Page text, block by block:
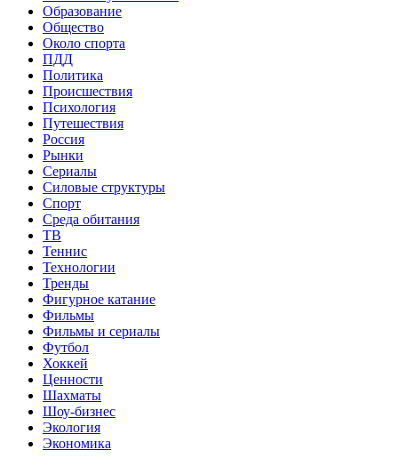
Образование
Общество
Около спорта
ПДД
Политика
Происшествия
Психология
Путешествия
Россия
Рынки
Сериалы
Силовые структуры
Спорт
Среда обитания
ТВ
Теннис
Технологии
Тренды
Фигурное катание
Фильмы
Фильмы и сериалы
Футбол
Хоккей
Ценности
Шахматы
Шоу-бизнес
Экология
Экономика